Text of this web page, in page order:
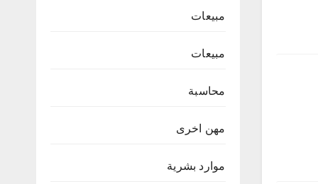
مبيعات
مبيعات
محاسبة
مهن اخرى
موارد بشرية